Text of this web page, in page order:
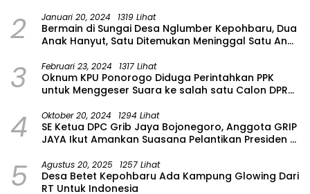
2 Januari 20, 2024 1319 Lihat
Bermain di Sungai Desa Nglumber Kepohbaru, Dua
Anak Hanyut, Satu Ditemukan Meninggal Satu Anak
3 Februari 23, 2024 1317 Lihat
Oknum KPU Ponorogo Diduga Perintahkan PPK
untuk Menggeser Suara ke salah satu Calon DPRD
4 Oktober 20, 2024 1294 Lihat
SE Ketua DPC Grib Jaya Bojonegoro, Anggota GRIP
JAYA Ikut Amankan Suasana Pelantikan Presiden di
5 Agustus 20, 2025 1257 Lihat
Desa Betet Kepohbaru Ada Kampung Glowing Dari
RT Untuk Indonesia